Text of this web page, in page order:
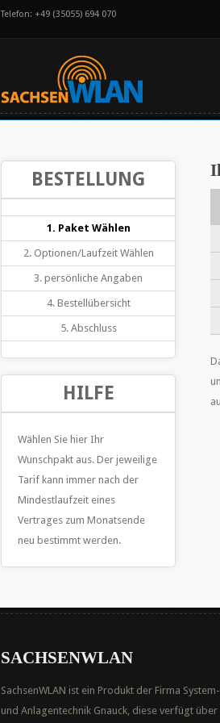
Telefon: +49 (35055) 694 070
BESTELLUNG
1. Paket Wählen
2. Optionen/Laufzeit Wählen
3. persönliche Angaben
4. Bestellübersicht
5. Abschluss
HILFE
Wählen Sie hier Ihr
Wunschpakt aus. Der jeweilige
Tarif kann immer nach der
Mindestlaufzeit eines
Vertrages zum Monatsende
neu bestimmt werden.
SACHSENWLAN
SachsenWLAN ist ein Produkt der Firma System-
und Anlagentechnik Gnauck, diese verfügt über